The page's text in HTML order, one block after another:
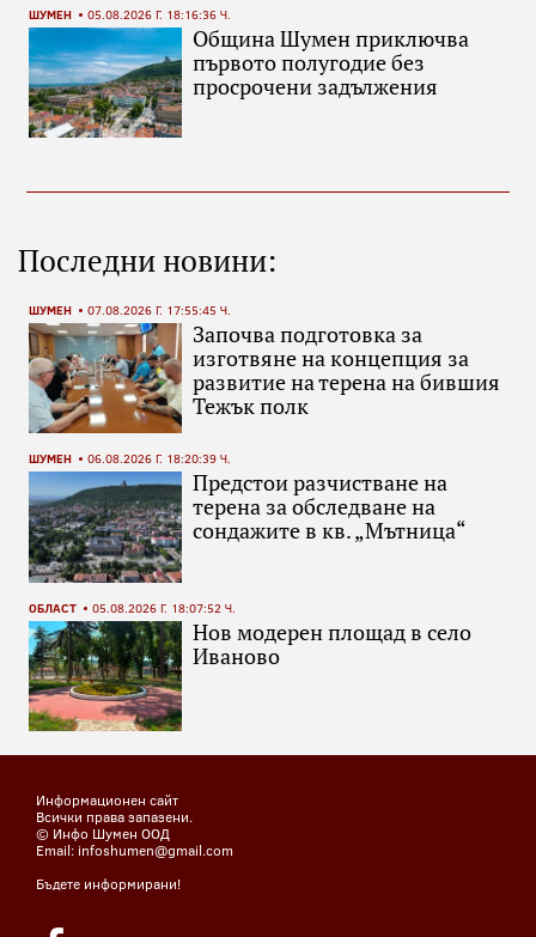
ШУМЕН 05.08.2026 Г. 18:16:36 Ч.
Община Шумен приключва
първото полугодие без
просрочени задължения
Последни новини:
ШУМЕН 07.08.2026 Г. 17:55:45 Ч.
Започва подготовка за
изготвяне на концепция за
развитие на терена на бившия
Тежък полк
ШУМЕН 06.08.2026 Г. 18:20:39 Ч.
Предстои разчистване на
терена за обследване на
сондажите в кв. „Мътница“
ОБЛАСТ 05.08.2026 Г. 18:07:52 Ч.
Нов модерен площад в село
Иваново
Информационен сайт
Всички права запазени.
© Инфо Шумен ООД
Email: infoshumen@gmail.com
Бъдете информирани!